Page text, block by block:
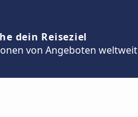
dein Reiseziel
von Angeboten weltweit